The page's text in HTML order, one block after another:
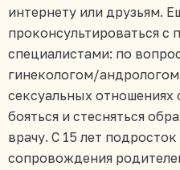
интернету или друзьям.
проконсультироваться с
специалистами: по
гинекологом/
сексуальных отношениях
бояться и стесняться
врачу. С 15 лет
сопровождения